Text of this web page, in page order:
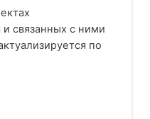
и связанных с ними
по